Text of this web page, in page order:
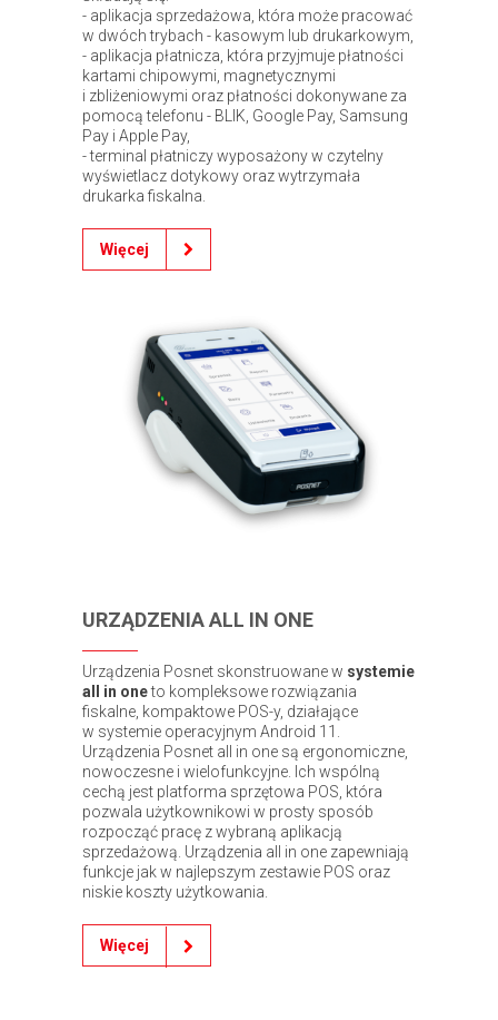
- aplikacja sprzedażowa, która może pracować
w dwóch trybach - kasowym lub drukarkowym,
- aplikacja płatnicza, która przyjmuje płatności
kartami chipowymi, magnetycznymi
i zbliżeniowymi oraz płatności dokonywane za
pomocą telefonu - BLIK, Google Pay, Samsung
Pay i Apple Pay,
- terminal płatniczy wyposażony w czytelny
wyświetlacz dotykowy oraz wytrzymała
drukarka fiskalna.
Więcej
URZĄDZENIA ALL IN ONE
Urządzenia Posnet skonstruowane w systemie
all in oneto kompleksowe rozwiązania
fiskalne, kompaktowe POS-y, działające
w systemie operacyjnym Android 11.
Urządzenia Posnet all in one są ergonomiczne,
nowoczesne i wielofunkcyjne. Ich wspólną
cechą jest platforma sprzętowa POS, która
pozwala użytkownikowi w prosty sposób
rozpocząć pracę z wybraną aplikacją
sprzedażową. Urządzenia all in one zapewniają
funkcje jak w najlepszym zestawie POS oraz
niskie koszty użytkowania.
Więcej